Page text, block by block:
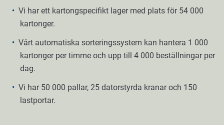
Vi har ett kartongspecifikt lager med plats för 54 000
kartonger.
Vårt automatiska sorteringssystem kan hantera 1 000
kartonger per timme och upp till 4 000 beställningar per
dag.
Vi har 50 000 pallar, 25 datorstyrda kranar och 150
lastportar.